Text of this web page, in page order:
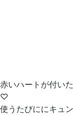
赤いハートが付い
♡
使うたびににキュ